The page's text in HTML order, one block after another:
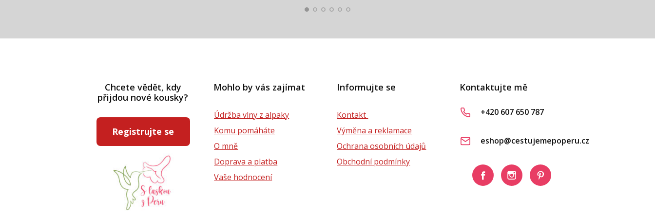
Chcete vědět, kdy
přijdou nové kousky?
Registrujte se
Mohlo by vás zajímat
Údržba vlny z alpaky
Komu pomáháte
O mně
Doprava a platba
Vaše hodnocení
Informujte se
Kontakt
Výměna a reklamace
Ochrana osobních údajů
Obchodní podmínky
Kontaktujte mě
+420 607 650 787
eshop@cestujemepoperu.cz